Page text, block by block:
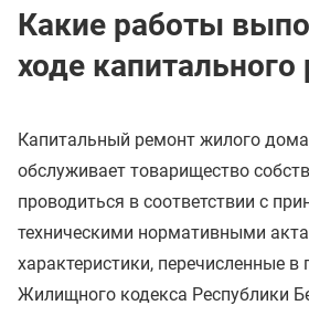
Какие работы
ходе капитального
Капитальный ремонт жилого
обслуживает товарищество
проводиться в соответствии с
техническими нормативными
характеристики, перечисленные в
Жилищного кодекса Республики